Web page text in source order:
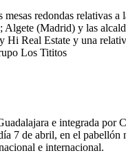
redondas relativas
(Madrid) y las
Real Estate y una
Los Tititos
e integrada
de abril, en el pabellón
e internacional.